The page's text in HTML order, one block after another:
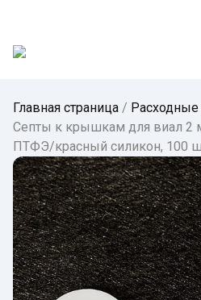
Главная страница /
Септы к крышкам для виал 2
ПТФЭ/красный силикон, 100